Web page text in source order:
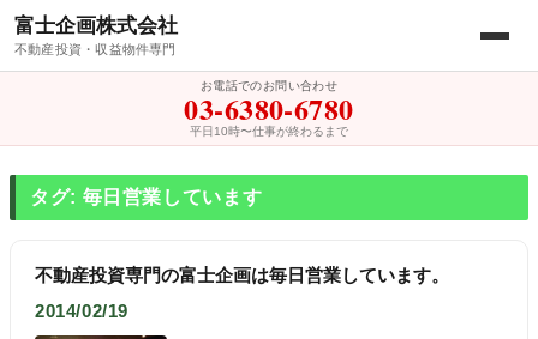
富士企画株式会社
不動産投資・収益物件専門
お電話でのお問い合わせ
03-6380-6780
平日10時〜仕事が終わるまで
タグ: 毎日営業しています
不動産投資専門の富士企画は毎日営業しています。
2014/02/19